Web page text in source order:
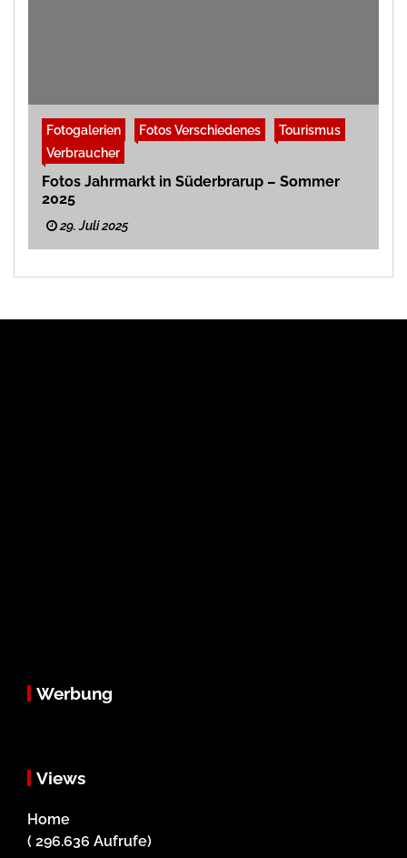
Fotogalerien Fotos Verschiedenes
Tourismus
Verbraucher
Fotos Jahrmarkt in Süderbrarup – Sommer
2025
29. Juli 2025
Werbung
Views
Home
( 296.636 Aufrufe)